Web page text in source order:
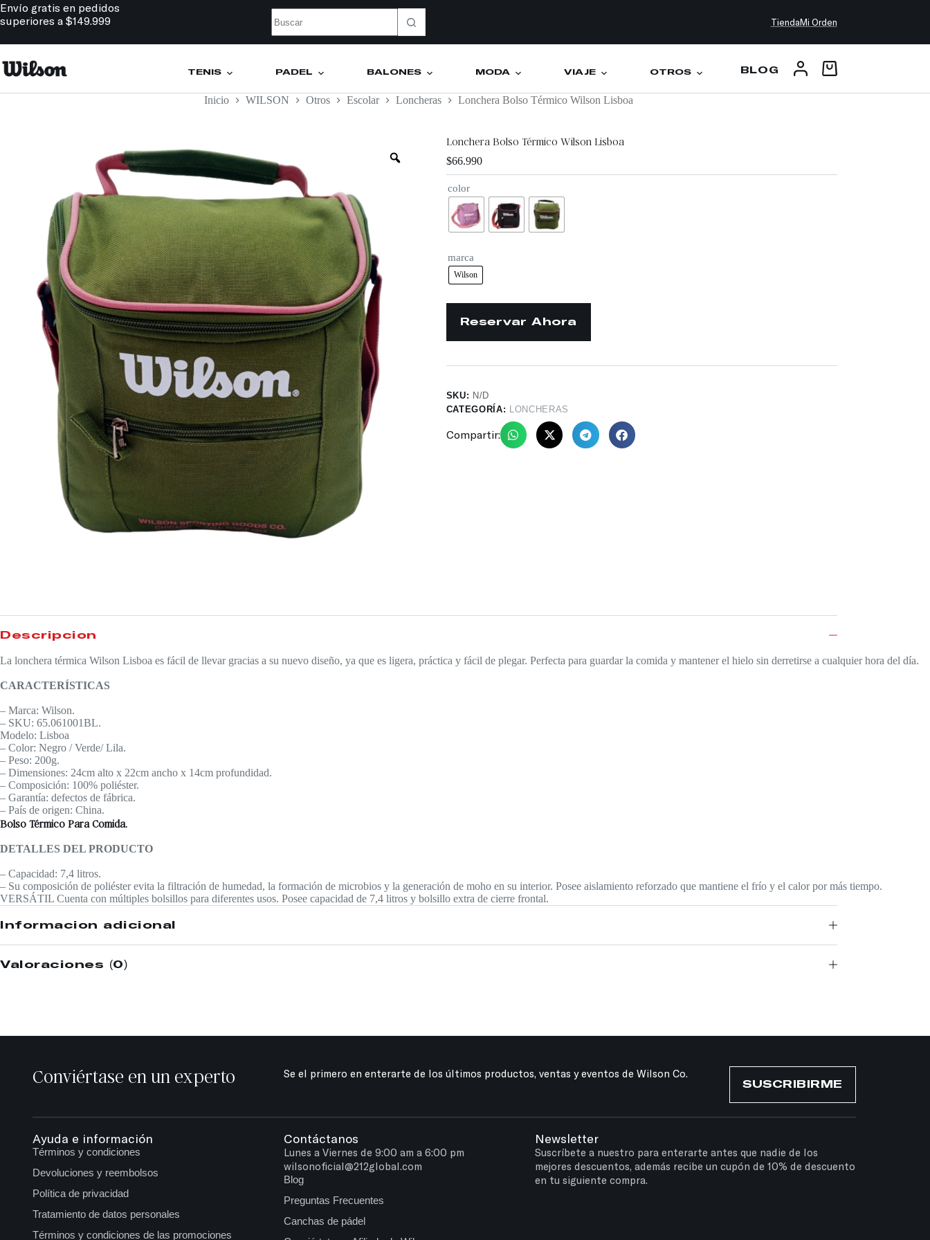
Envío gratis en pedidos
superiores a $149.999
TiendaMi Orden
TENIS PÁDEL BALONES MODA VIAJE OTROS BLOG
Inicio WILSON Otros Escolar Loncheras Lonchera Bolso Térmico Wilson Lisboa
Lonchera Bolso Térmico Wilson Lisboa
$66.990
color
marca
Wilson
SKU: N/D
CATEGORÍA: LONCHERAS
Compartir:
Descripción
La lonchera térmica Wilson Lisboa es fácil de llevar gracias a su nuevo diseño, ya que es ligera, práctica y fácil de plegar. Perfecta para guardar la comida y mantener el hielo sin derretirse a cualquier hora del día.
CARACTERÍSTICAS
– Marca: Wilson.
– SKU: 65.061001BL.
Modelo: Lisboa
– Color: Negro / Verde/ Lila.
– Peso: 200g.
– Dimensiones: 24cm alto x 22cm ancho x 14cm profundidad.
– Composición: 100% poliéster.
– Garantía: defectos de fábrica.
– País de origen: China.
Bolso Térmico Para Comida.
DETALLES DEL PRODUCTO
– Capacidad: 7,4 litros.
– Su composición de poliéster evita la filtración de humedad, la formación de microbios y la generación de moho en su interior. Posee aislamiento reforzado que mantiene el frío y el calor por más tiempo.
VERSÁTIL Cuenta con múltiples bolsillos para diferentes usos. Posee capacidad de 7,4 litros y bolsillo extra de cierre frontal.
Información adicional
Valoraciones (0)
Conviértase en un experto Se el primero en enterarte de los últimos productos, ventas y eventos de Wilson Co.
SUSCRIBIRME
Ayuda e información
Términos y condiciones
Devoluciones y reembolsos
Política de privacidad
Tratamiento de datos personales
Términos y condiciones de las promociones
Contáctanos
Lunes a Viernes de 9:00 am a 6:00 pm
wilsonoficial@212global.com
Blog
Preguntas Frecuentes
Canchas de pádel
Newsletter
Suscríbete a nuestro para enterarte antes que nadie de los
mejores descuentos, además recibe un cupón de 10% de descuento
en tu siguiente compra.